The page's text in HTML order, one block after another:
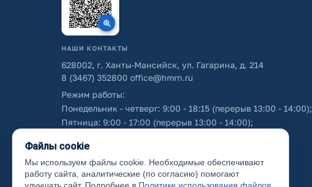
НАШИ КОНТАКТЫ
628002, г. Ханты-Мансийск, ул. Гагарина, д. 214
8 (3467) 352800 office@hmrn.ru
Режим работы:
Понедельник - четверг: 9:00 - 18:15 (перерыв 13:00 - 14:00);
Пятница: 9:00 - 17:00 (перерыв 13:00 - 14:00);
Об использовании персональных данных
Файлы cookie
Мы используем файлы cookie. Необходимые обеспечивают
работу сайта, аналитические (по согласию) помогают